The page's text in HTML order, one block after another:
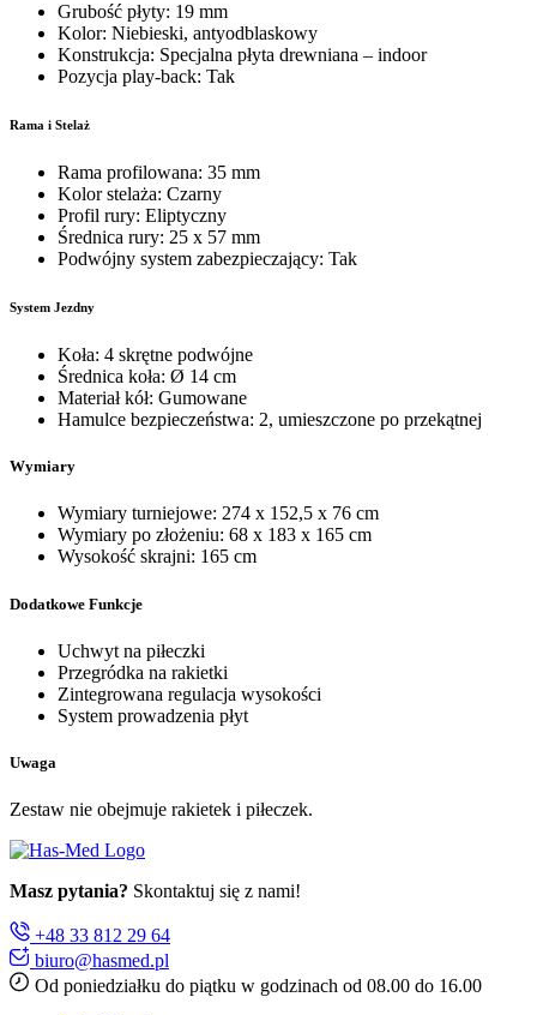
Grubość płyty: 19 mm
Kolor: Niebieski, antyodblaskowy
Konstrukcja: Specjalna płyta drewniana – indoor
Pozycja play-back: Tak
Rama i Stelaż
Rama profilowana: 35 mm
Kolor stelaża: Czarny
Profil rury: Eliptyczny
Średnica rury: 25 x 57 mm
Podwójny system zabezpieczający: Tak
System Jezdny
Koła: 4 skrętne podwójne
Średnica koła: Ø 14 cm
Materiał kół: Gumowane
Hamulce bezpieczeństwa: 2, umieszczone po przekątnej
Wymiary
Wymiary turniejowe: 274 x 152,5 x 76 cm
Wymiary po złożeniu: 68 x 183 x 165 cm
Wysokość skrajni: 165 cm
Dodatkowe Funkcje
Uchwyt na piłeczki
Przegródka na rakietki
Zintegrowana regulacja wysokości
System prowadzenia płyt
Uwaga
Zestaw nie obejmuje rakietek i piłeczek.
Masz pytania? Skontaktuj się z nami!
+48 33 812 29 64
biuro@hasmed.pl
Od poniedziałku do piątku w godzinach od 08.00 do 16.00